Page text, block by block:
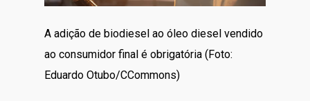
A adição de biodiesel ao óleo diesel vendido
ao consumidor final é obrigatória (Foto:
Eduardo Otubo/CCommons)